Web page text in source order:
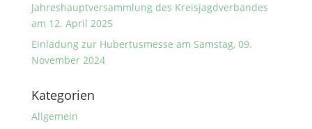
Jahreshauptversammlung des Kreisjagdverbandes
am 12. April 2025
Einladung zur Hubertusmesse am Samstag, 09.
November 2024
Kategorien
Allgemein